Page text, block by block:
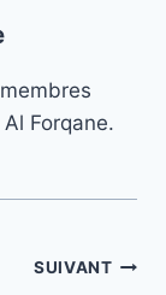
Forqane.
SUIVANT